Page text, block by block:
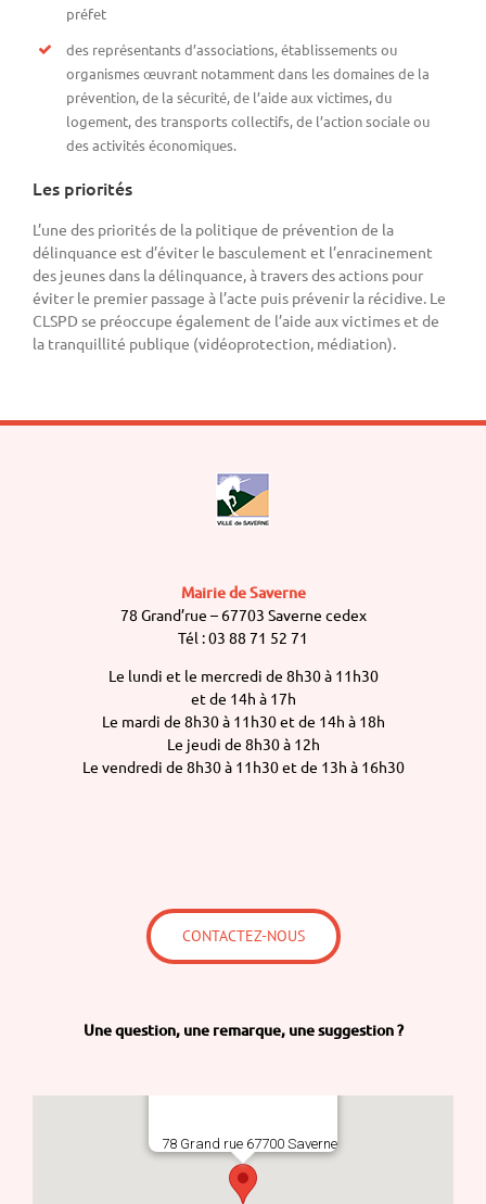
préfet
des représentants d’associations, établissements ou
organismes œuvrant notamment dans les domaines de la
prévention, de la sécurité, de l’aide aux victimes, du
logement, des transports collectifs, de l’action sociale ou
des activités économiques.
Les priorités
L’une des priorités de la politique de prévention de la
délinquance est d’éviter le basculement et l’enracinement
des jeunes dans la délinquance, à travers des actions pour
éviter le premier passage à l’acte puis prévenir la récidive. Le
CLSPD se préoccupe également de l’aide aux victimes et de
la tranquillité publique (vidéoprotection, médiation).
Mairie de Saverne
78 Grand’rue – 67703 Saverne cedex
Tél : 03 88 71 52 71
Le lundi et le mercredi de 8h30 à 11h30
et de 14h à 17h
Le mardi de 8h30 à 11h30 et de 14h à 18h
Le jeudi de 8h30 à 12h
Le vendredi de 8h30 à 11h30 et de 13h à 16h30
CONTACTEZ-NOUS
Une question, une remarque, une suggestion ?
78 Grand rue 67700 Saverne